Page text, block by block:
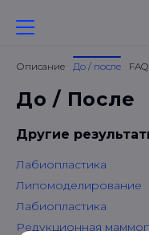
Описание До / после FAQ
До / После
Другие
Лабиопластика
Липомоделирование
Лабиопластика
Редукционная